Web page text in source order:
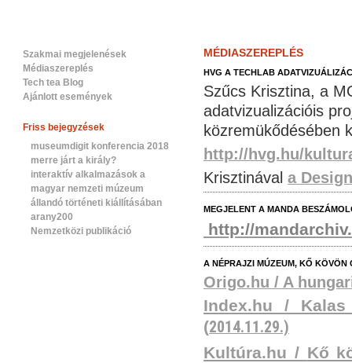
Szakmai megjelenések
Médiaszereplés
Tech tea Blog
Ajánlott események
Friss bejegyzések
museumdigit konferencia 2018
merre járt a király?
interaktív alkalmazások a
magyar nemzeti múzeum
állandó történeti kiállításában
arany200
Nemzetközi publikáció
MÉDIASZEREPLÉS
HVG A TECHLAB
Szűcs Krisztina, a
adatvizualizációis
közremükődésében
http://hvg.hu/
Krisztinával a
MEGJELENT A MANDA
http://
A NÉPRAJZI MÚZEUM, KŐ
Origo.hu / A
Index.hu /
(2014.11.29.)
Kultúra.hu / Kő